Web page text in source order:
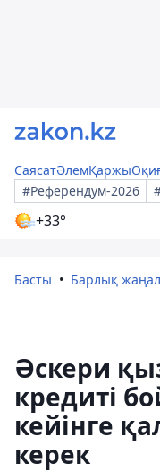
СаясатӘлемҚаржы
#Референдум-2026
+33°
Басты Барлық
Әскери
кредиті
кейінге
керек